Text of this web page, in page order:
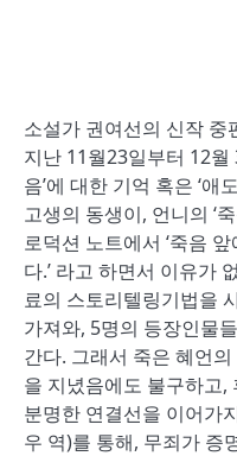
소설가 권여선의 신작 중
지난 11월23일부터 12월
음’에 대한 기억 혹은 ‘애도
고생의 동생이, 언니의 ‘
로덕션 노트에서 ‘죽음
다.’ 라고 하면서 이유가
료의 스토리텔링기법을
가져와, 5명의 등장인물
간다. 그래서 죽은 혜언
을 지녔음에도 불구하고,
분명한 연결선을 이어가
우 역)를 통해, 무죄가 증